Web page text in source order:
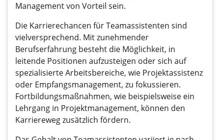
Management von Vorteil sein.
Die Karrierechancen für Teamassistenten sind
vielversprechend. Mit zunehmender
Berufserfahrung besteht die Möglichkeit, in
leitende Positionen aufzusteigen oder sich auf
spezialisierte Arbeitsbereiche, wie Projektassistenz
oder Empfangsmanagement, zu fokussieren.
Fortbildungsmaßnahmen, wie beispielsweise ein
Lehrgang in Projektmanagement, können den
Karriereweg zusätzlich fördern.